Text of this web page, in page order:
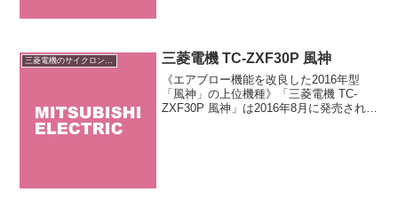
三菱電機 TC-ZXF30P 風神
《エアブロー機能を改良した2016年型
「風神」の上位機種》「三菱電機 TC-
ZXF30P 風神」は2016年8月に発売された